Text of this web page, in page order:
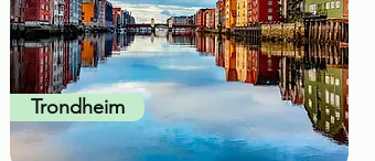
Trondheim